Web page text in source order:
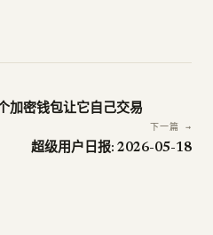
加密钱包让它自己交易
下一篇 →
超级用户日报: 2026-05-18